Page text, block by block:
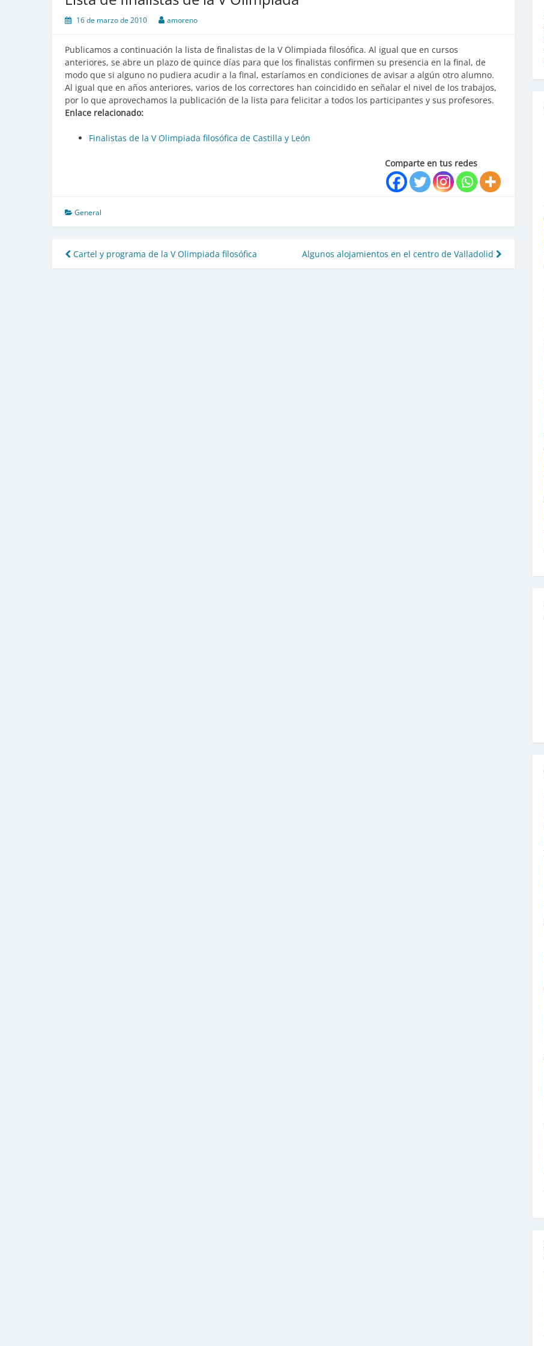
16 de marzo de 2010 amoreno
Publicamos a continuación la lista de finalistas de la V Olimpiada filosófica. Al igual que en cursos
anteriores, se abre un plazo de quince días para que los finalistas confirmen su presencia en la final, de
modo que si alguno no pudiera acudir a la final, estaríamos en condiciones de avisar a algún otro alumno.
Al igual que en años anteriores, varios de los correctores han coincidido en señalar el nivel de los trabajos,
por lo que aprovechamos la publicación de la lista para felicitar a todos los participantes y sus profesores.
Enlace relacionado:
Finalistas de la V Olimpiada filosófica de Castilla y León
Comparte en tus redes
General
Navegación
Cartel y programa de la V Olimpiada filosófica Algunos alojamientos en el centro de Valladolid